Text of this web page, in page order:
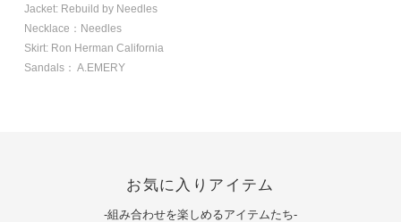
Jacket: Rebuild by Needles
Necklace：Needles
Skirt: Ron Herman California
Sandals： A.EMERY
お気に入りアイテム
-組み合わせを楽しめるアイテムたち-